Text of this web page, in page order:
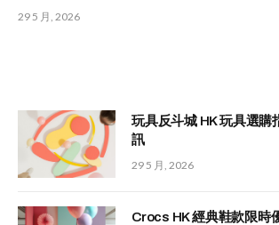
29 5 月, 2026
玩具反斗城 HK 玩具選購
訊
29 5 月, 2026
Crocs HK 經典鞋款限時